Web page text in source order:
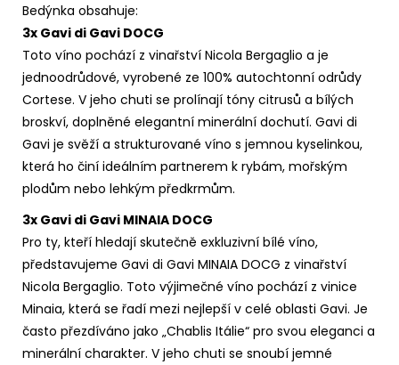
Bedýnka obsahuje:
3x Gavi di Gavi DOCG
Toto víno pochází z vinařství Nicola Bergaglio a je
jednoodrůdové, vyrobené ze 100% autochtonní odrůdy
Cortese. V jeho chuti se prolínají tóny citrusů a bílých
broskví, doplněné elegantní minerální dochutí. Gavi di
Gavi je svěží a strukturované víno s jemnou kyselinkou,
která ho činí ideálním partnerem k rybám, mořským
plodům nebo lehkým předkrmům.
3x Gavi di Gavi MINAIA DOCG
Pro ty, kteří hledají skutečně exkluzivní bílé víno,
představujeme Gavi di Gavi MINAIA DOCG z vinařství
Nicola Bergaglio. Toto výjimečné víno pochází z vinice
Minaia, která se řadí mezi nejlepší v celé oblasti Gavi. Je
často přezdíváno jako „Chablis Itálie“ pro svou eleganci a
minerální charakter. V jeho chuti se snoubí jemné
MONTEPULCIANO
D
´ABRUZZO
RIPAROSSO
DOC.
295
Kč